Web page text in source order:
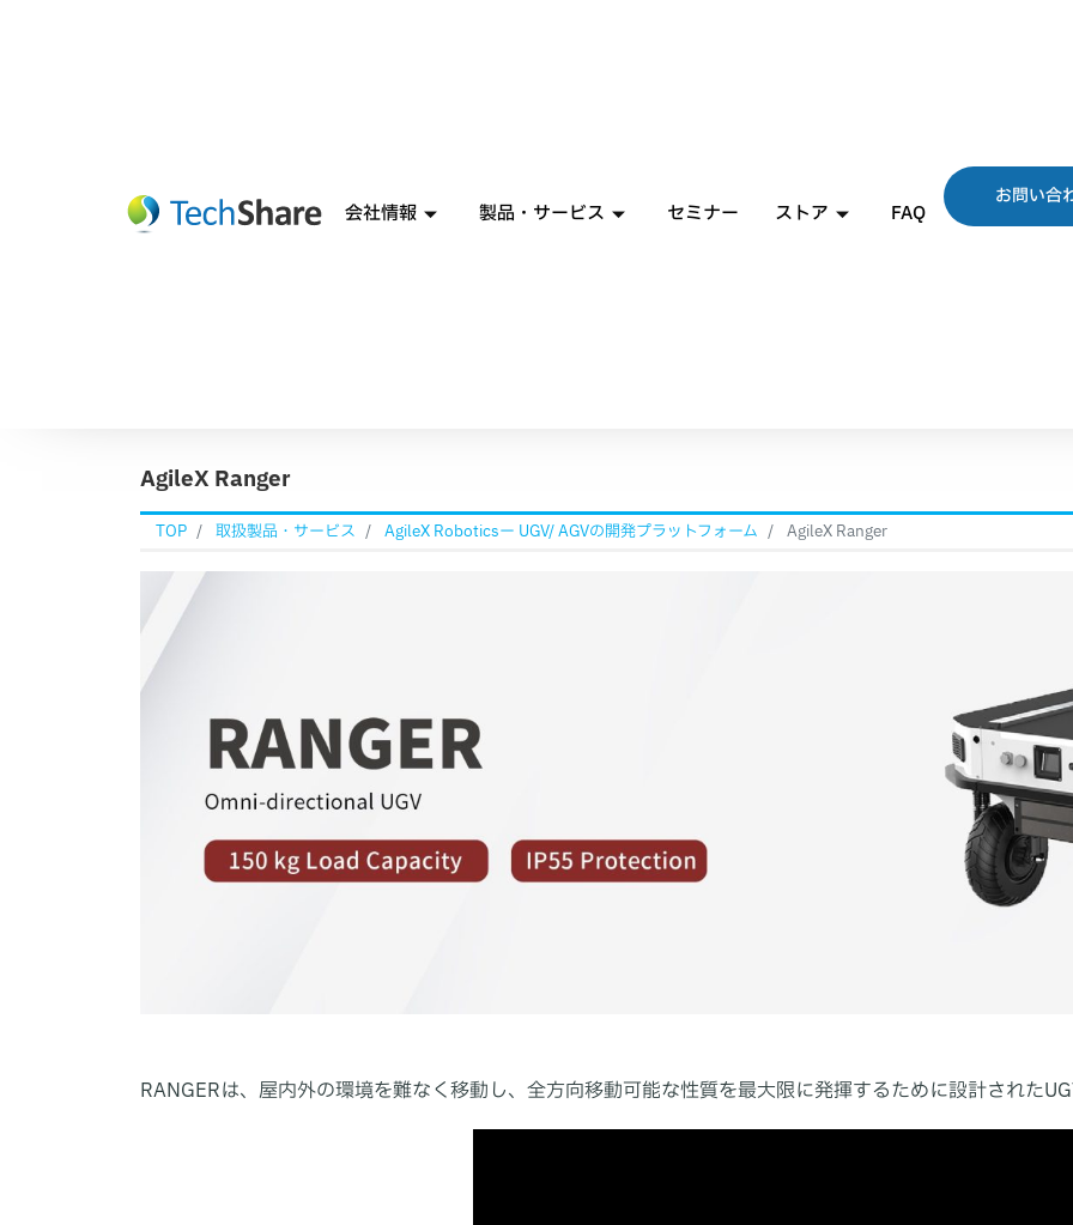
会社情報 製品・サービス セミナー ストア FAQ
お問い合
AgileX Ranger
TOP 取扱製品・サービス AgileX Roboticsー UGV/ AGVの開発プラットフォーム AgileX Ranger
RANGERは、屋内外の環境を難なく移動し、全方向移動可能な性質を最大限に発揮するために設計された